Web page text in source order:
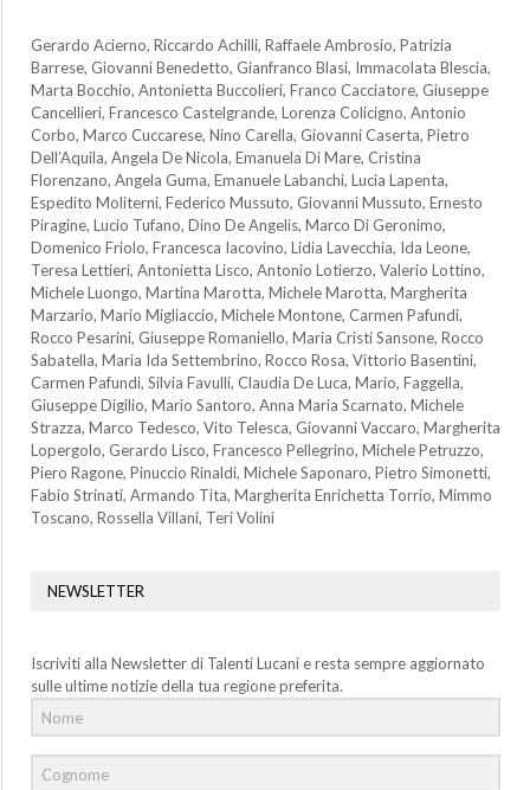
Gerardo Acierno, Riccardo Achilli, Raffaele Ambrosio, Patrizia
Barrese, Giovanni Benedetto, Gianfranco Blasi, Immacolata Blescia,
Marta Bocchio, Antonietta Buccolieri, Franco Cacciatore, Giuseppe
Cancellieri, Francesco Castelgrande, Lorenza Colicigno, Antonio
Corbo, Marco Cuccarese, Nino Carella, Giovanni Caserta, Pietro
Dell’Aquila, Angela De Nicola, Emanuela Di Mare, Cristina
Florenzano, Angela Guma, Emanuele Labanchi, Lucia Lapenta,
Espedito Moliterni, Federico Mussuto, Giovanni Mussuto, Ernesto
Piragine, Lucio Tufano, Dino De Angelis, Marco Di Geronimo,
Domenico Friolo, Francesca Iacovino, Lidia Lavecchia, Ida Leone,
Teresa Lettieri, Antonietta Lisco, Antonio Lotierzo, Valerio Lottino,
Michele Luongo, Martina Marotta, Michele Marotta, Margherita
Marzario, Mario Migliaccio, Michele Montone, Carmen Pafundi,
Rocco Pesarini, Giuseppe Romaniello, Maria Cristi Sansone, Rocco
Sabatella, Maria Ida Settembrino, Rocco Rosa, Vittorio Basentini,
Carmen Pafundi, Silvia Favulli, Claudia De Luca, Mario, Faggella,
Giuseppe Digilio, Mario Santoro, Anna Maria Scarnato, Michele
Strazza, Marco Tedesco, Vito Telesca, Giovanni Vaccaro, Margherita
Lopergolo, Gerardo Lisco, Francesco Pellegrino, Michele Petruzzo,
Piero Ragone, Pinuccio Rinaldi, Michele Saponaro, Pietro Simonetti,
Fabio Strinati, Armando Tita, Margherita Enrichetta Torrio, Mimmo
Toscano, Rossella Villani, Teri Volini
NEWSLETTER
Iscriviti alla Newsletter di Talenti Lucani e resta sempre aggiornato
sulle ultime notizie della tua regione preferita.